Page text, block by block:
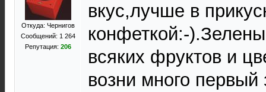
Откуда: Чернигов
Сообщений: 1 264
Репутация: 206
вкус,лучше в
конфеткой:-
всяких фруктов и
возни много первый